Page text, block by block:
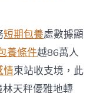
流
利
旺
年
味
濃〉
短期包養處數據顯
養條件越86萬人
情束站收支境，此
天秤優雅地轉